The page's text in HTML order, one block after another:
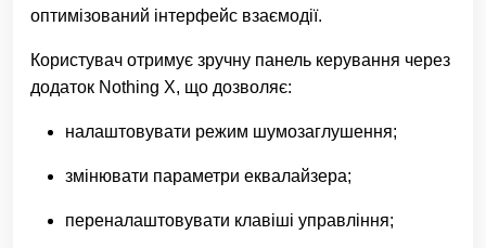
оптимізований інтерфейс взаємодії.
Користувач отримує зручну панель керування через
додаток Nothing X, що дозволяє:
налаштовувати режим шумозаглушення;
змінювати параметри еквалайзера;
переналаштовувати клавіші управління;